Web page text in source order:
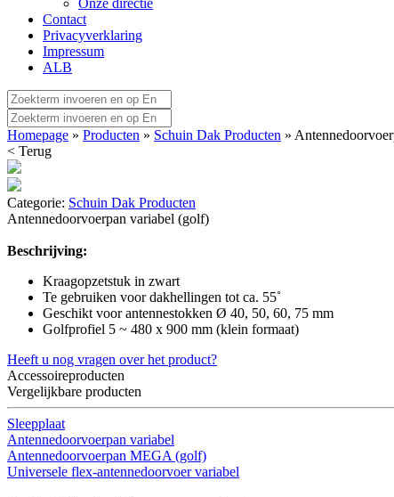
Onze directie
Contact
Privacyverklaring
Impressum
ALB
Homepage » Producten » Schuin Dak Producten »
< Terug
Categorie: Schuin Dak Producten
Antennedoorvoerpan variabel (golf)
Beschrijving:
Kraagopzetstuk in zwart
Te gebruiken voor dakhellingen tot ca. 55˚
Geschikt voor antennestokken Ø 40, 50, 60, 75 mm
Golfprofiel 5 ~ 480 x 900 mm (klein formaat)
Heeft u nog vragen over het product?
Accessoireproducten
Vergelijkbare producten
Sleepplaat
Antennedoorvoerpan variabel
Antennedoorvoerpan MEGA (golf)
Universele flex-antennedoorvoer variabel